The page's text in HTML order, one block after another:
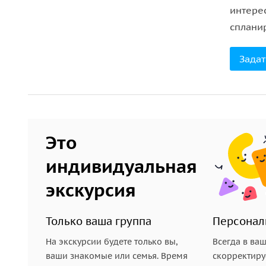
Перед посещением ледяного фестиваля,
Вечер посвятите главной зимней
впечатляющий город, возведенный полностью
когда зажигается подсветка, он превращается в
Это
индивидуальная
экскурсия
Только ваша группа
На экскурсии будете только вы,
ваши знакомые или семья. Время
Всегда в